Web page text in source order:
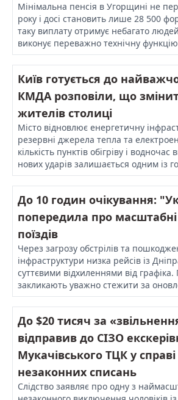
Мінімальна пенсія в Угорщині не
року і досі становить лише 28 500
таку виплату отримує небагато
виконує переважно технічну
Київ готується до
КМДА розповіли, що
жителів столиці
Місто відновлює енергетичну
резервні джерела тепла та
кількість пунктів обігріву і водночас
нових ударів залишається одним із
До 10 годин очікування:
попередила про
поїздів
Через загрозу обстрілів та
інфраструктури низка рейсів із
суттєвими відхиленнями від
закликають уважно стежити за
До $20 тисяч за
відправив до СІЗО
Мукачівського ТЦК у
незаконних списань
Слідство заявляє про одну з